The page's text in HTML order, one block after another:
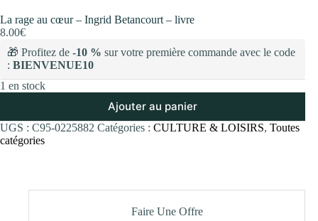
La rage au cœur – Ingrid Betancourt – livre
8.00€
🎁 Profitez de -10 % sur votre première commande avec le code
: BIENVENUE10
1 en stock
Ajouter au panier
UGS : C95-0225882 Catégories : CULTURE & LOISIRS, Toutes
catégories
Faire Une Offre